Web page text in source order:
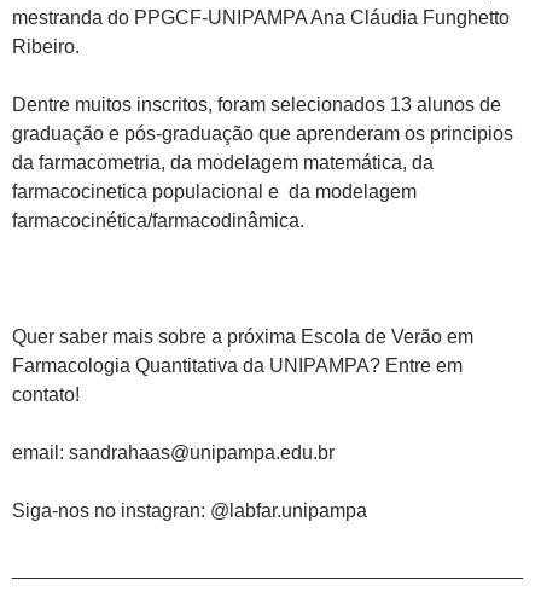
mestranda do PPGCF-UNIPAMPA Ana Cláudia Funghetto
Ribeiro.
Dentre muitos inscritos, foram selecionados 13 alunos de
graduação e pós-graduação que aprenderam os principios
da farmacometria, da modelagem matemática, da
farmacocinetica populacional e da modelagem
farmacocinética/farmacodinâmica.
Quer saber mais sobre a próxima Escola de Verão em
Farmacologia Quantitativa da UNIPAMPA? Entre em
contato!
email: sandrahaas@unipampa.edu.br
Siga-nos no instagran: @labfar.unipampa